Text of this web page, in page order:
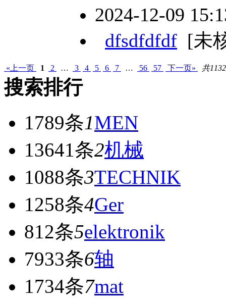
2024-12-09
dfsdfdfdf [未
«上一页 1 2 … 3 4 5 6 7 … 56 57 下一页» 共
搜索排行
1789条1MEN
13641条2机械
1088条3TECHNIK
1258条4Ger
812条5elektronik
7933条6轴
1734条7mat